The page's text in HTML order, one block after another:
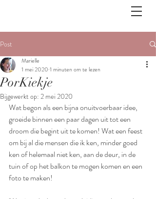
Post
PorKiekje
Marielle
1 mei 2020 1 minuten om te lezen
Bijgewerkt op: 2 mei 2020
Wat begon als een bijna onuitvoerbaar idee,
groeide binnen een paar dagen uit tot een
droom die begint uit te komen! Wat een feest
om bij al die mensen die ik ken, minder goed
ken of helemaal niet ken, aan de deur, in de
tuin of op het balkon te mogen komen en een
foto te maken!